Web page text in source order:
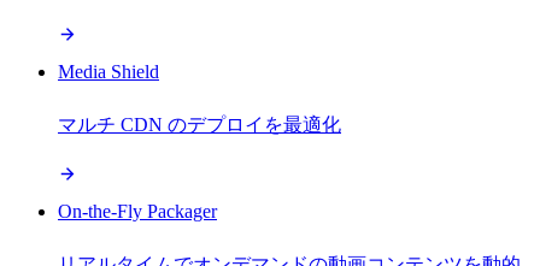
Media Shield
マルチ CDN のデプロイを最適化
On-the-Fly Packager